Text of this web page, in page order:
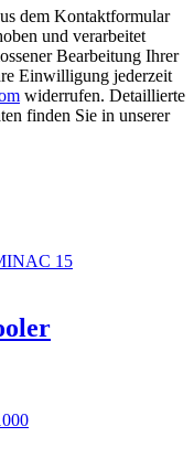
dem Kontaktformular
und verarbeitet
Bearbeitung Ihrer
Einwilligung jederzeit
widerrufen. Detaillierte
finden Sie in unserer